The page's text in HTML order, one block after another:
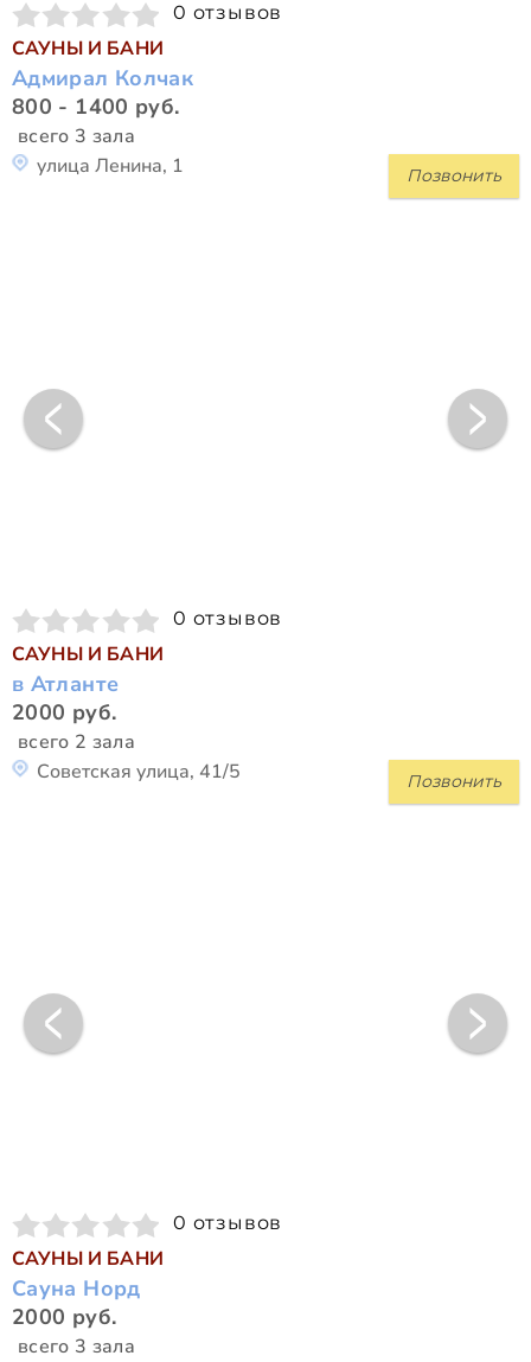
0 отзывов
САУНЫ И БАНИ
Адмирал Колчак
800 - 1400 руб.
всего 3 зала
Позвонить
улица Ленина, 1
0 отзывов
САУНЫ И БАНИ
в Атланте
2000 руб.
всего 2 зала
Позвонить
Советская улица, 41/5
0 отзывов
САУНЫ И БАНИ
Сауна Норд
2000 руб.
всего 3 зала